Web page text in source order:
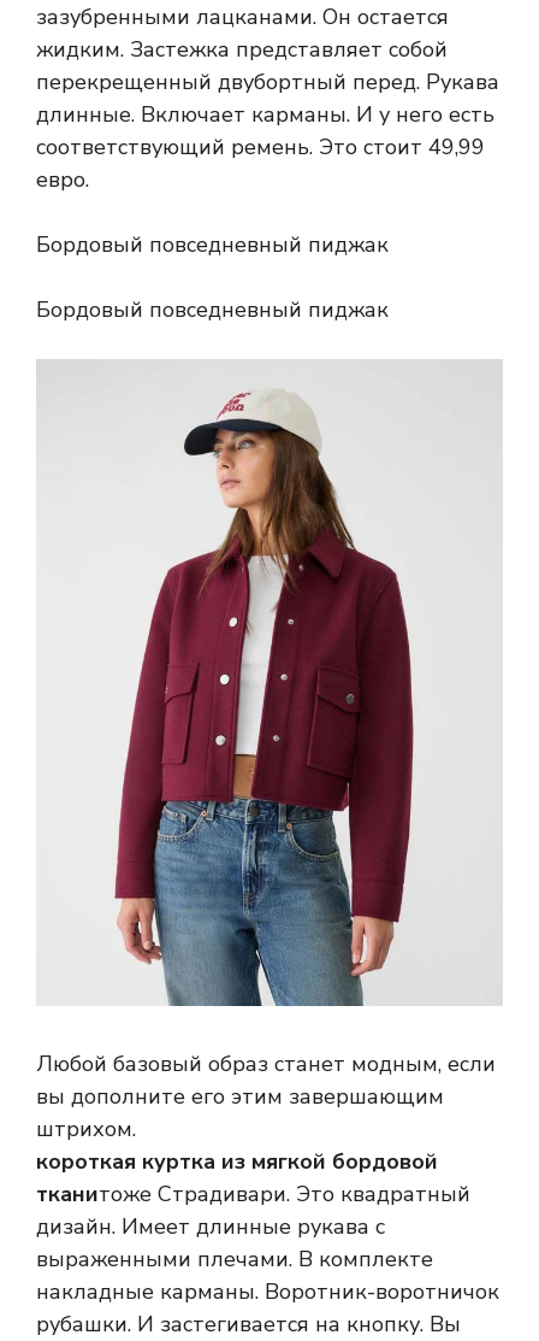
зазубренными лацканами. Он остается
жидким. Застежка представляет собой
перекрещенный двубортный перед. Рукава
длинные. Включает карманы. И у него есть
соответствующий ремень. Это стоит 49,99
евро.
Бордовый повседневный пиджак
Бордовый повседневный пиджак
Любой базовый образ станет модным, если
вы дополните его этим завершающим
штрихом.
короткая куртка из мягкой бордовой
тканитоже Страдивари. Это квадратный
дизайн. Имеет длинные рукава с
выраженными плечами. В комплекте
накладные карманы. Воротник-воротничок
рубашки. И застегивается на кнопку. Вы